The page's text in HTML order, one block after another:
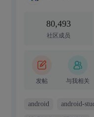
80,493
社区成员
发帖 与我相关
android android-